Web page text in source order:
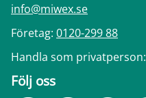
info@miwex.se
Företag: 0120-299 88
Handla som privatperson:
Följ oss